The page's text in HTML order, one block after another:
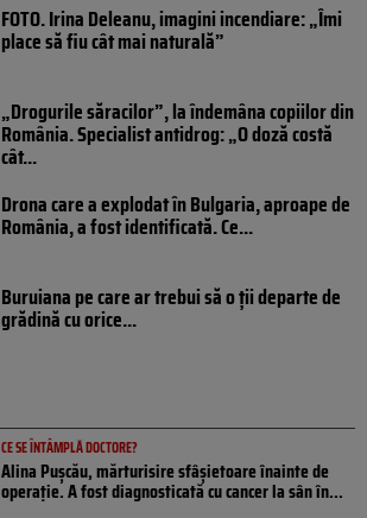
FOTO. Irina Deleanu, imagini incendiare: „Îmi
place să fiu cât mai naturală”
„Drogurile săracilor”, la îndemâna copiilor din
România. Specialist antidrog: „O doză costă
cât...
Drona care a explodat în Bulgaria, aproape de
România, a fost identificată. Ce...
Buruiana pe care ar trebui să o ții departe de
grădină cu orice...
CE SE ÎNTÂMPLĂ DOCTORE?
Alina Pușcău, mărturisire sfâșietoare înainte de
operație. A fost diagnosticată cu cancer la sân în...